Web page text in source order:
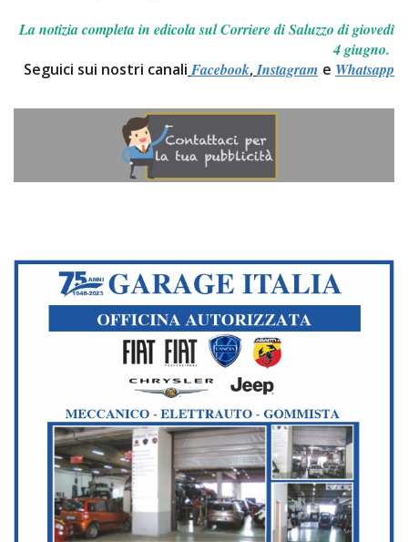
La notizia completa in edicola sul Corriere di Saluzzo di giovedì
4 giugno.
Seguici sui nostri canali Facebook,Instagram e Whatsapp